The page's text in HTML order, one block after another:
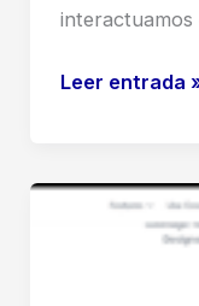
4
a
ChatGPT:
Leer entrada